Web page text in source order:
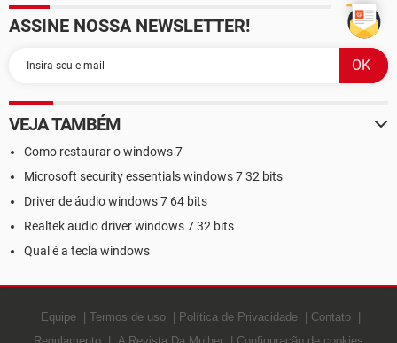
ASSINE NOSSA NEWSLETTER!
VEJA TAMBÉM
Como restaurar o windows 7
Microsoft security essentials windows 7 32 bits
Driver de áudio windows 7 64 bits
Realtek audio driver windows 7 32 bits
Qual é a tecla windows
Equipe Termos de uso Política de Privacidade
Contato